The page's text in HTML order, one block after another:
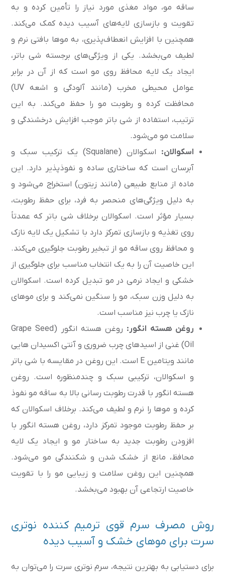
ساقه مو، مواد مغذی مورد نیاز را تأمین کرده و به
تقویت و بازسازی لایه‌های آسیب دیده کمک می‌کند.
همچنین با افزایش انعطاف‌پذیری، به موها بافتی نرم و
لطیف می‌بخشد. یکی از ویژگی‌های برجسته شی باتر،
ایجاد یک لایه محافظ روی مو است که از آن در برابر
عوامل محیطی مخرب (مانند آلودگی و اشعه UV)
محافظت کرده و رطوبت مو را حفظ می‌کند. به این
ترتیب، استفاده از شی باتر موجب افزایش درخشندگی و
سلامت مو می‌شود.
اسکوالان:
اسکوالان (Squalane) یک ترکیب سبک و
آبرسان است که ساختاری ساده و نفوذپذیر دارد. این
ماده از منابع طبیعی (مانند زیتون) استخراج می‌شود و
به دلیل ویژگی‌های منحصر به فرد، برای حفظ رطوبت،
بسیار مؤثر است. اسکوالان برخلاف شی باتر که عمدتاً
روی تغذیه و بازسازی تمرکز دارد با تشکیل یک لایه نازک
و محافظ روی ساقه مو از تبخیر رطوبت جلوگیری می‌کند.
این خاصیت آن را به یک انتخاب مناسب برای جلوگیری از
خشکی و ایجاد نرمی در مو تبدیل کرده است. اسکوالان
به دلیل وزن سبک، مو را سنگین نمی‌کند و برای موهای
نازک یا چرب نیز مناسب است.
روغن هسته انگور:
روغن هسته انگور (Grape Seed
Oil) غنی از اسیدهای چرب ضروری و آنتی اکسیدان هایی
مانند ویتامین E است. این روغن در مقایسه با شی باتر
و اسکوالان، ترکیبی سبک و چند‌منظوره است. روغن
هسته انگور با قدرت رطوبت رسانی بالا به ساقه مو نفوذ
کرده و موها را نرم و لطیف می‌کند. برخلاف اسکوالان که
بر حفظ رطوبت موجود تمرکز دارد، روغن هسته انگور با
افزودن رطوبت جدید به ساختار مو و ایجاد یک لایه
محافظ، مانع از خشک شدن و شکنندگی مو می‌شود.
همچنین این روغن سلامت و زیبایی مو را با تقویت
خاصیت ارتجاعی آن بهبود می‌بخشد.
روش مصرف سرم قوی ترمیم کننده نوتری
سرت برای موهای خشک و آسیب دیده
برای دستیابی به بهترین نتیجه، سرم نوتری سرت را می‌توان به